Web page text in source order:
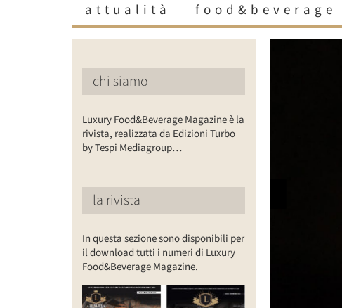
attualità food&beverage
chi siamo
Luxury Food&Beverage Magazine è la
rivista, realizzata da Edizioni Turbo
by Tespi Mediagroup…
la rivista
In questa sezione sono disponibili per
il download tutti i numeri di Luxury
Food&Beverage Magazine.